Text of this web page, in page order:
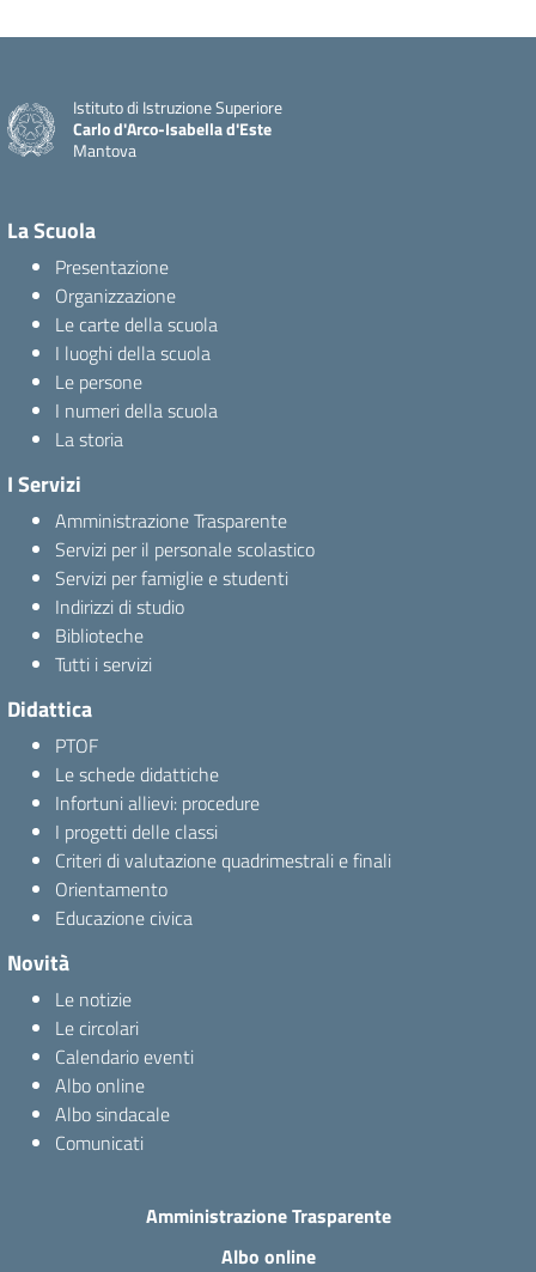
Istituto di Istruzione Superiore
Carlo d'Arco-Isabella d'Este
Mantova
La Scuola
Presentazione
Organizzazione
Le carte della scuola
I luoghi della scuola
Le persone
I numeri della scuola
La storia
I Servizi
Amministrazione Trasparente
Servizi per il personale scolastico
Servizi per famiglie e studenti
Indirizzi di studio
Biblioteche
Tutti i servizi
Didattica
PTOF
Le schede didattiche
Infortuni allievi: procedure
I progetti delle classi
Criteri di valutazione quadrimestrali e finali
Orientamento
Educazione civica
Novità
Le notizie
Le circolari
Calendario eventi
Albo online
Albo sindacale
Comunicati
Amministrazione Trasparente
Albo online